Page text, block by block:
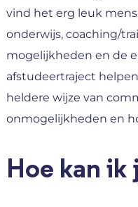
vind het erg leuk
onderwijs, coaching/
mogelijkheden en de
afstudeertraject
heldere wijze van
onmogelijkheden en
Hoe kan ik